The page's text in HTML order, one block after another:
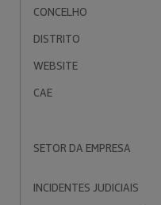
CONCELHO
DISTRITO
WEBSITE
CAE
SETOR DA EMPRESA
INCIDENTES JUDICIAIS